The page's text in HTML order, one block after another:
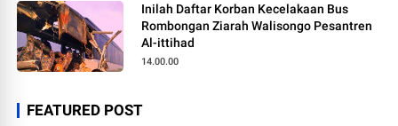
Inilah Daftar Korban Kecelakaan Bus
Rombongan Ziarah Walisongo Pesantren
Al-ittihad
14.00.00
FEATURED POST